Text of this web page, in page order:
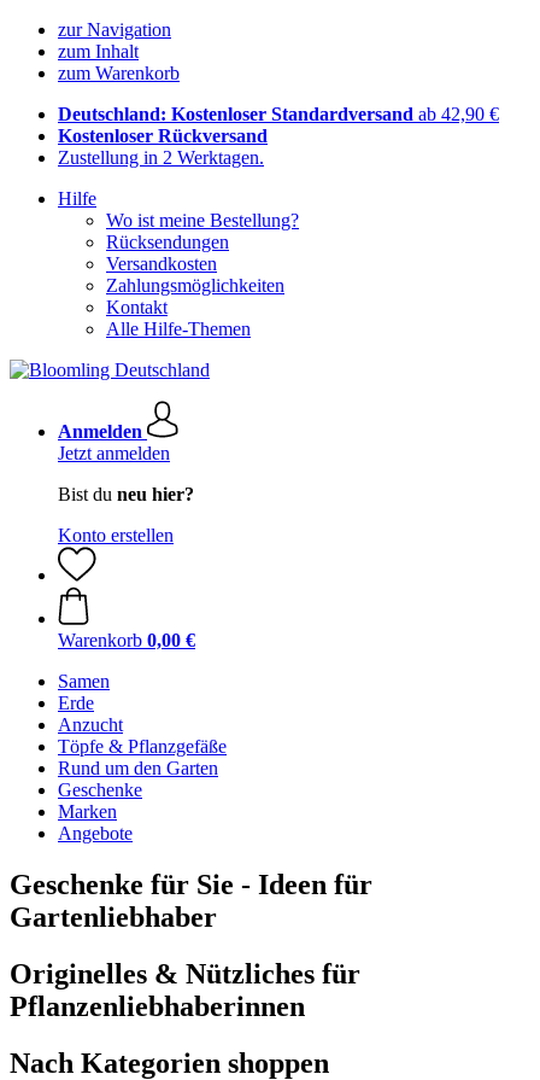
zur Navigation
zum Inhalt
zum Warenkorb
Deutschland: Kostenloser Standardversand ab 42,90 €
Kostenloser Rückversand
Zustellung in 2 Werktagen.
Hilfe
Wo ist meine Bestellung?
Rücksendungen
Versandkosten
Zahlungsmöglichkeiten
Kontakt
Alle Hilfe-Themen
Anmelden
Jetzt anmelden
Bist du neu hier?
Konto erstellen
Warenkorb 0,00 €
Samen
Erde
Anzucht
Töpfe & Pflanzgefäße
Rund um den Garten
Geschenke
Marken
Angebote
Geschenke für Sie - Ideen für
Gartenliebhaber
Originelles & Nützliches für
Pflanzenliebhaberinnen
Nach Kategorien shoppen